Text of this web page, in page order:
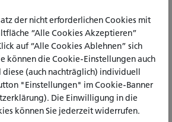
heute seinen fünften Newsletter. Er
Februar bis Mai 2023 und steht
Download bereit.
der nicht erforderlichen Cookies mit
“Alle Cookies Akzeptieren”
auf “Alle Cookies Ablehnen” sich
können die Cookie-Einstellungen auch
(auch nachträglich) individuell
"Einstellungen" im Cookie-Banner
Die Einwilligung in die
können Sie jederzeit widerrufen.